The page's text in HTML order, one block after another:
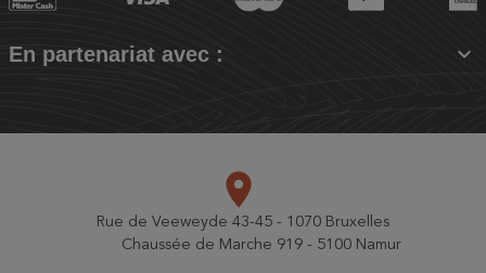
En partenariat avec : 
place
Rue de Veeweyde 43-45 - 1070 Bruxelles
Chaussée de Marche 919 - 5100 Namur